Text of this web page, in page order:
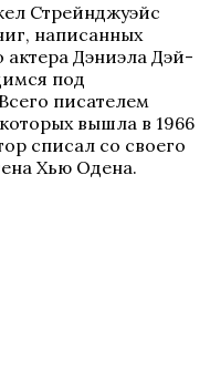
Стрейнджуэйс
написанных
актера Дэниэла Дэй-
под
писателем
вышла в 1966
списал со своего
Хью Одена.